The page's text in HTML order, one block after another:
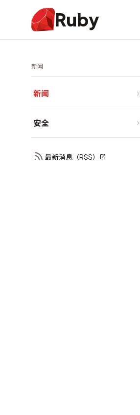
Ruby
新闻
新闻
安全
最新消息（RSS）